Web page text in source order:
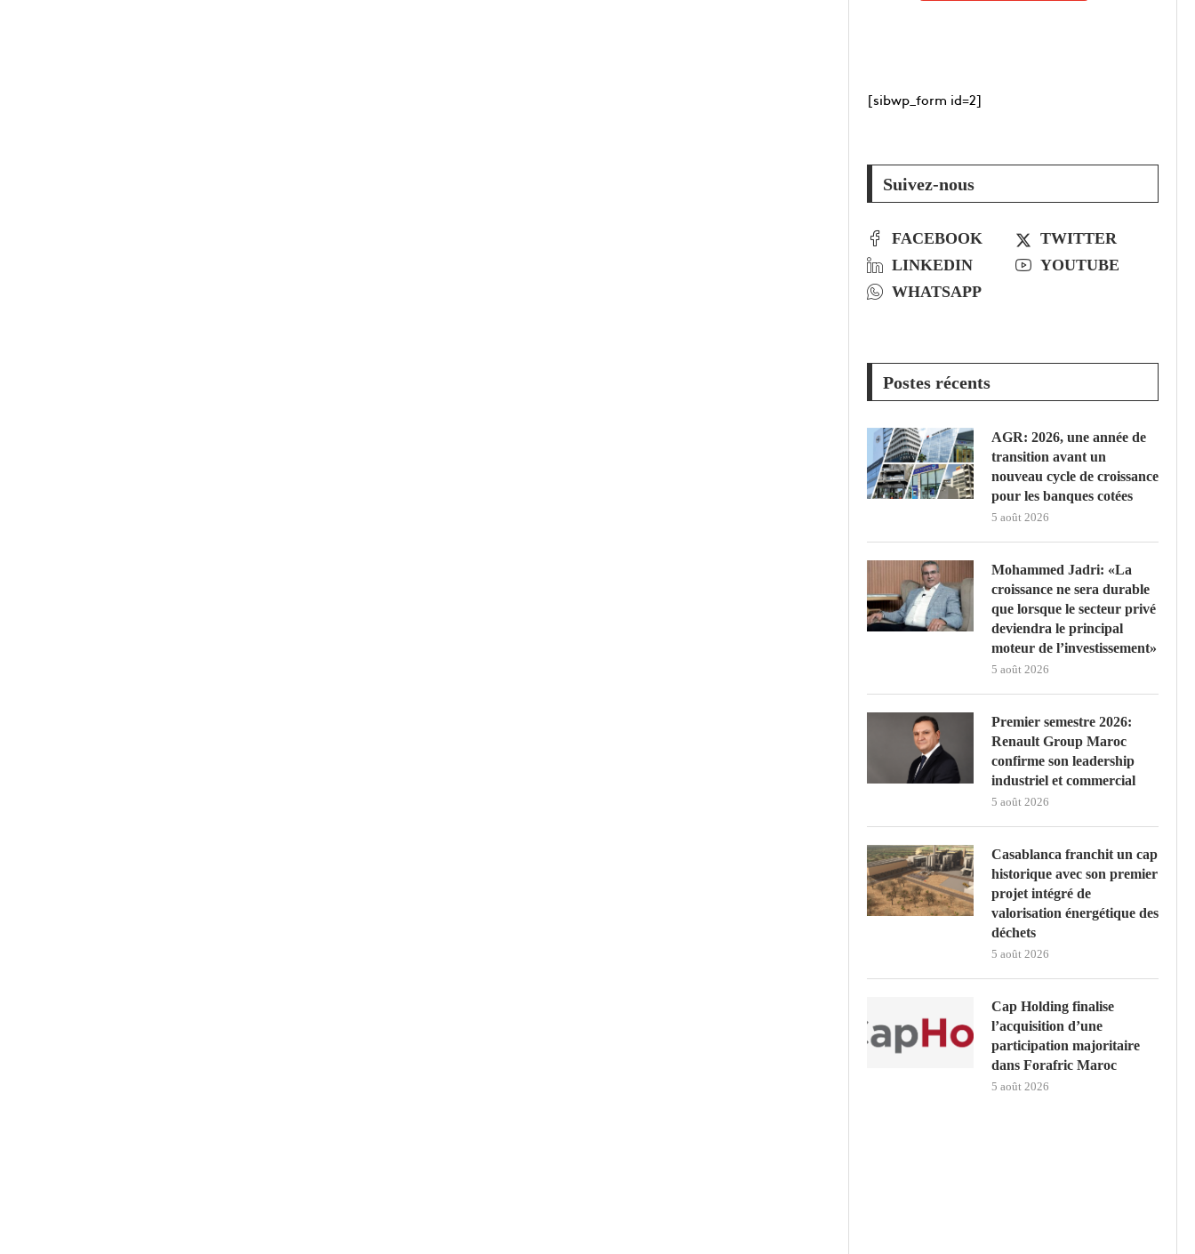
[sibwp_form id=2]
Suivez-nous
FACEBOOK
TWITTER
LINKEDIN
YOUTUBE
WHATSAPP
Postes récents
AGR: 2026, une année de
transition avant un
nouveau cycle de croissance
pour les banques cotées
5 août 2026
Mohammed Jadri: «La
croissance ne sera durable
que lorsque le secteur privé
deviendra le principal
moteur de l’investissement»
5 août 2026
Premier semestre 2026:
Renault Group Maroc
confirme son leadership
industriel et commercial
5 août 2026
Casablanca franchit un cap
historique avec son premier
projet intégré de
valorisation énergétique des
déchets
5 août 2026
Cap Holding finalise
l’acquisition d’une
participation majoritaire
dans Forafric Maroc
5 août 2026